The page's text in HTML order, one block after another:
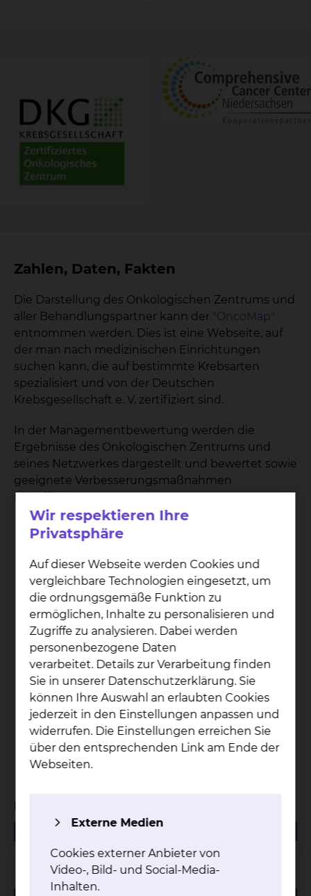
Zahlen, Daten, Fakten
Die Darstellung des Onkologischen Zentrums und
aller Behandlungspartner kann der "OncoMap"
entnommen werden. Dies ist eine Webseite, auf
der man nach medizinischen Einrichtungen
suchen kann, die auf bestimmte Krebsarten
spezialisiert und von der Deutschen
Krebsgesellschaft e. V. zertifiziert sind.
In der Managementbewertung werden die
Ergebnisse des Onkologischen Zentrums und
seines Netzwerkes dargestellt und bewertet sowie
geeignete Verbesserungsmaßnahmen
identifiziert.
DKG zertifizierte Zentren
32
Onkologische Fachpflegekräfte + 2 Breast Care
Nurses
3466
Patienten wurden in Tumorkonferenzen
Managementbewertungen
Managementbewertung 2025
Wir respektieren Ihre
Privatsphäre
Auf dieser Webseite werden Cookies und
vergleichbare Technologien eingesetzt, um
die ordnungsgemäße Funktion zu
ermöglichen, Inhalte zu personalisieren und
Zugriffe zu analysieren. Dabei werden
personenbezogene Daten
verarbeitet. Details zur Verarbeitung finden
Sie in unserer Datenschutzerklärung. Sie
können Ihre Auswahl an erlaubten Cookies
jederzeit in den Einstellungen anpassen und
widerrufen. Die Einstellungen erreichen Sie
über den entsprechenden Link am Ende der
Webseiten.
Externe Medien
Cookies externer Anbieter von
Video-, Bild- und Social-Media-
Inhalten.